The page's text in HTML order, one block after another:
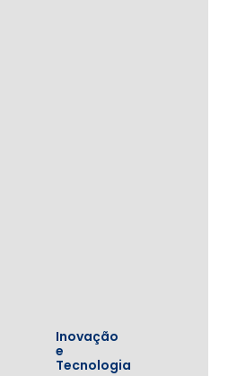
Inovação
e
Tecnologia